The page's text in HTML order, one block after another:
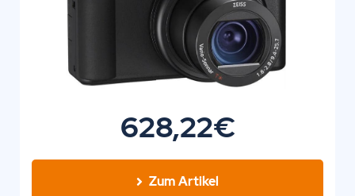
628,22€
Zum Artikel